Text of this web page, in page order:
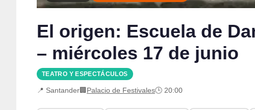
El origen: Escuela de
– miércoles 17 de junio
TEATRO Y ESPECTÁCULOS
📍 Santander🏢 Palacio de Festivales🕒 20:00